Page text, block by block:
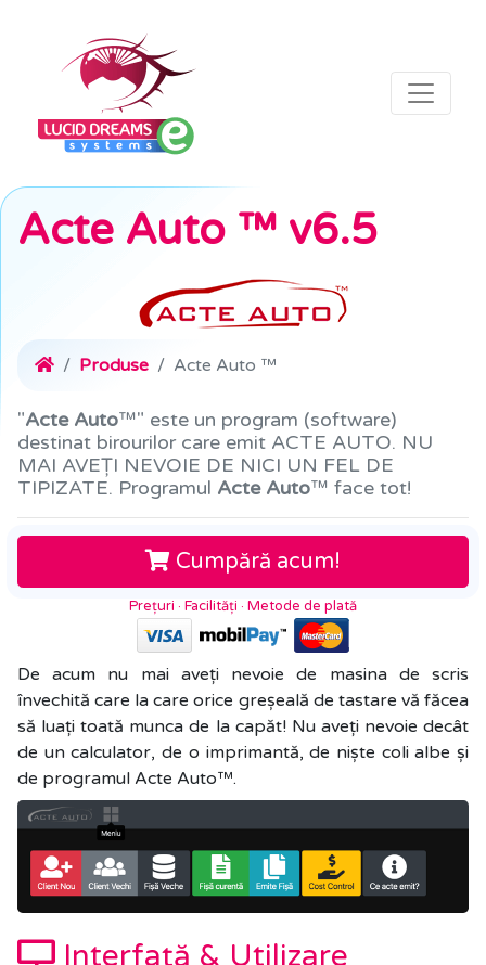
Acte Auto ™ v6.5
Produse Acte Auto ™
"Acte Auto™" este un program (software)
destinat birourilor care emit ACTE AUTO. NU
MAI AVEȚI NEVOIE DE NICI UN FEL DE
TIPIZATE. Programul Acte Auto™ face tot!
Cumpără acum!
Prețuri · Facilități · Metode de plată
De acum nu mai aveți nevoie de masina de scris
învechită care la care orice greșeală de tastare vă făcea
să luați toată munca de la capăt! Nu aveți nevoie decât
de un calculator, de o imprimantă, de niște coli albe și
de programul Acte Auto™.
Interfață & Utilizare